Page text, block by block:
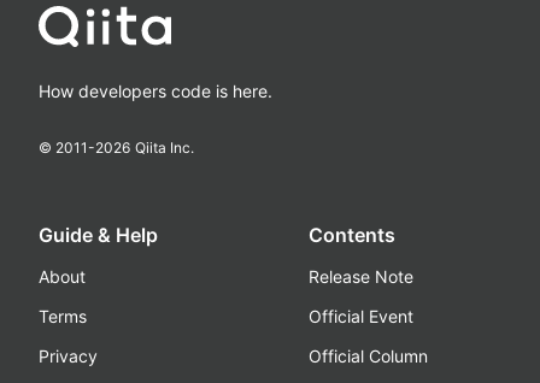
How developers code is here.
© 2011-2026 Qiita Inc.
Guide & Help
About
Terms
Privacy
Contents
Release Note
Official Event
Official Column